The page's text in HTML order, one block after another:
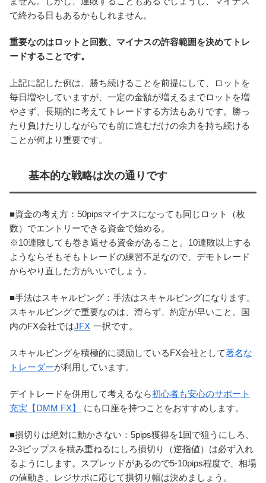
で終わる日もあるかもしれません。
重要なのはロットと回数、マイナスの許容範囲を決めてトレ
ードすることです。
上記に記した例は、勝ち続けることを前提にして、ロットを
毎日増やしていますが、一定の金額が増えるまでロットを増
やさず、長期的に考えてトレードする方法もありです。勝っ
たり負けたりしながらでも前に進むだけの余力を持ち続ける
ことが何より重要です。
基本的な戦略は次の通りです
■資金の考え方：50pipsマイナスになっても同じロット（枚
数）でエントリーできる資金で始める。
※10連敗しても巻き返せる資金があること。10連敗以上する
ようならそもそもトレードの練習不足なので、デモトレード
からやり直した方がいいでしょう。
■手法はスキャルピング：手法はスキャルピングになります。
スキャルピングで重要なのは、滑らず、約定が早いこと。国
内のFX会社ではJFX 一択です。
スキャルピングを積極的に奨励しているFX会社として著名な
トレーダーが利用しています。
デイトレードを併用して考えるなら初心者も安心のサポート
充実【DMM FX】
にも口座を持つことをおすすめします。
■損切りは絶対に動かさない：5pips獲得を1回で狙うにしろ、
2-3ピップスを積み重ねるにしろ損切り（逆指値）は必ず入れ
るようにします。スプレッドがあるので5-10pips程度で、相場
の値動き、レジサポに応じて損切り幅は決めましょう。